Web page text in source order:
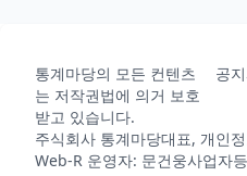
통계마당의 모든 컨텐츠
는 저작권법에 의거 보호
받고 있습니다.
공
주식회사 통계마당대표, 개인
Web-R 운영자: 문건웅사업자